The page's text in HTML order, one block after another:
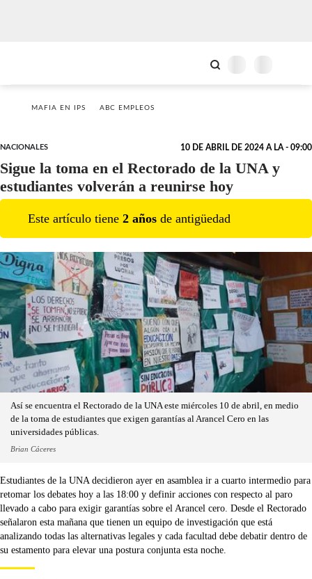
MAFIA EN IPS ABC EMPLEOS
NACIONALES 10 DE ABRIL DE 2024 A LA - 09:00
Sigue la toma en el Rectorado de la UNA y
estudiantes volverán a reunirse hoy
Este artículo tiene 2 años de antigüedad
Así se encuentra el Rectorado de la UNA este miércoles 10 de abril, en medio
de la toma de estudiantes que exigen garantías al Arancel Cero en las
universidades públicas.
Brian Cáceres
Estudiantes de la UNA decidieron ayer en asamblea ir a cuarto intermedio para
retomar los debates hoy a las 18:00 y definir acciones con respecto al paro
llevado a cabo para exigir garantías sobre el Arancel cero. Desde el Rectorado
señalaron esta mañana que tienen un equipo de investigación que está
analizando todas las alternativas legales y cada facultad debe debatir dentro de
su estamento para elevar una postura conjunta esta noche.